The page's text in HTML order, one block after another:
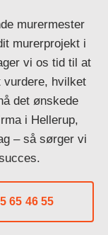
murermester
murerprojekt i
vi os tid til at
vurdere, hvilket
det ønskede
i Hellerup,
– så sørger vi
65 46 55